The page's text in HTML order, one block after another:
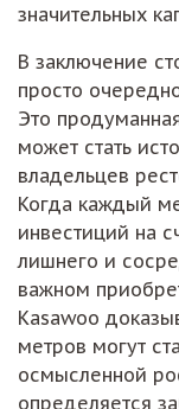
значительных
В заключение
просто
Это
может стать
владельцев
Когда каждый
инвестиций на
лишнего и
важном
Kasawoo
метров могут
осмысленной
определяется